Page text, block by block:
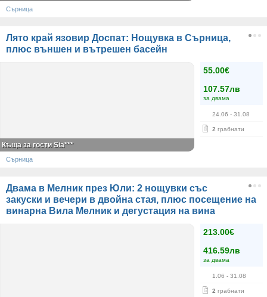
Сърница
Лято край язовир Доспат: Нощувка в Сърница,
плюс външен и вътрешен басейн
55.00€
107.57лв
за двама
24.06 - 31.08
2 грабнати
Къща за гости Sia***
Сърница
Двама в Мелник през Юли: 2 нощувки със
закуски и вечери в двойна стая, плюс посещение на
винарна Вила Мелник и дегустация на вина
213.00€
416.59лв
за двама
1.06 - 31.08
2 грабнати